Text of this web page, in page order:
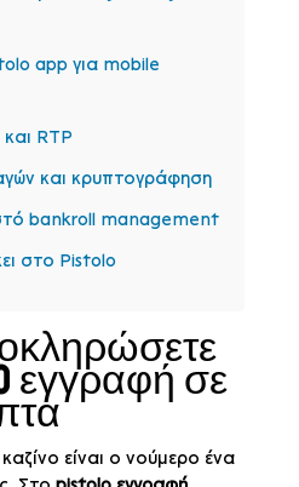
app για mobile
και RTP
και κρυπτογράφηση
bankroll management
στο Pistolo
εγγραφή σε
είναι ο νούμερο ένα